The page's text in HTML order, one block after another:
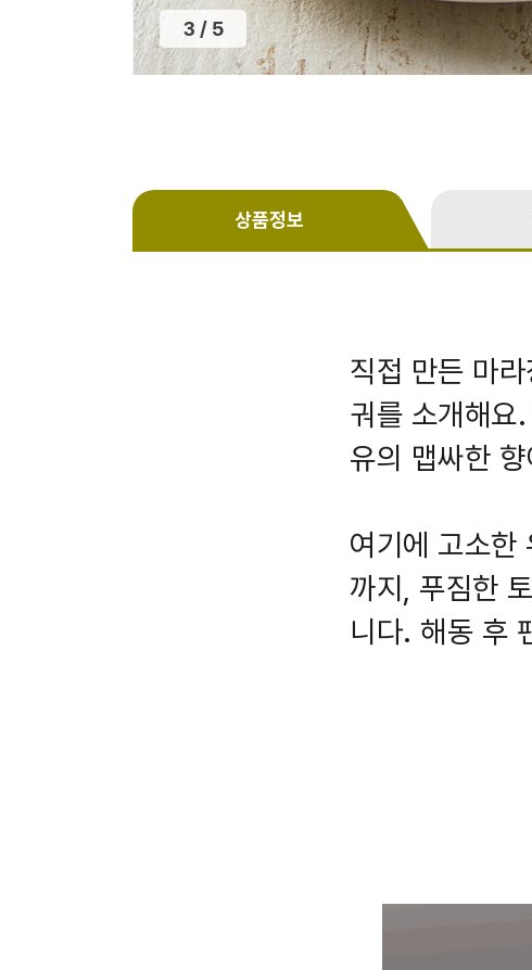
3 / 5
상품정보
직접 만든 마
궈를 소개해요
유의 맵싸한
여기에 고소한
까지, 푸짐한
니다. 해동 후